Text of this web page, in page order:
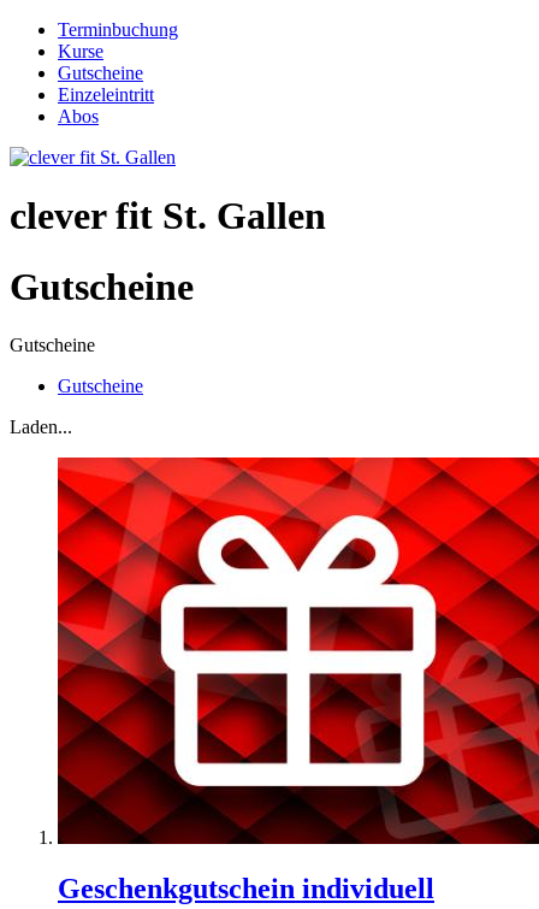
Terminbuchung
Kurse
Gutscheine
Einzeleintritt
Abos
clever fit St. Gallen
Gutscheine
Gutscheine
Gutscheine
Laden...
Geschenkgutschein individuell